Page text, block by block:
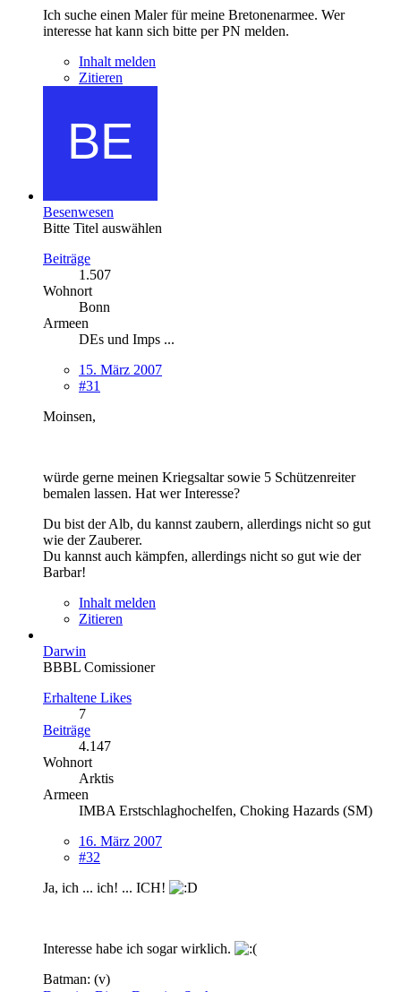
Ich suche einen Maler für meine Bretonenarmee. Wer
interesse hat kann sich bitte per PN melden.
Inhalt melden
Zitieren
Besenwesen
Bitte Titel auswählen
Beiträge
1.507
Wohnort
Bonn
Armeen
DEs und Imps ...
15. März 2007
#31
Moinsen,
würde gerne meinen Kriegsaltar sowie 5 Schützenreiter
bemalen lassen. Hat wer Interesse?
Du bist der Alb, du kannst zaubern, allerdings nicht so gut
wie der Zauberer.
Du kannst auch kämpfen, allerdings nicht so gut wie der
Barbar!
Inhalt melden
Zitieren
Darwin
BBBL Comissioner
Erhaltene Likes
7
Beiträge
4.147
Wohnort
Arktis
Armeen
IMBA Erstschlaghochelfen, Choking Hazards (SM)
16. März 2007
#32
Ja, ich ... ich! ... ICH!
Interesse habe ich sogar wirklich.
Batman: (v)